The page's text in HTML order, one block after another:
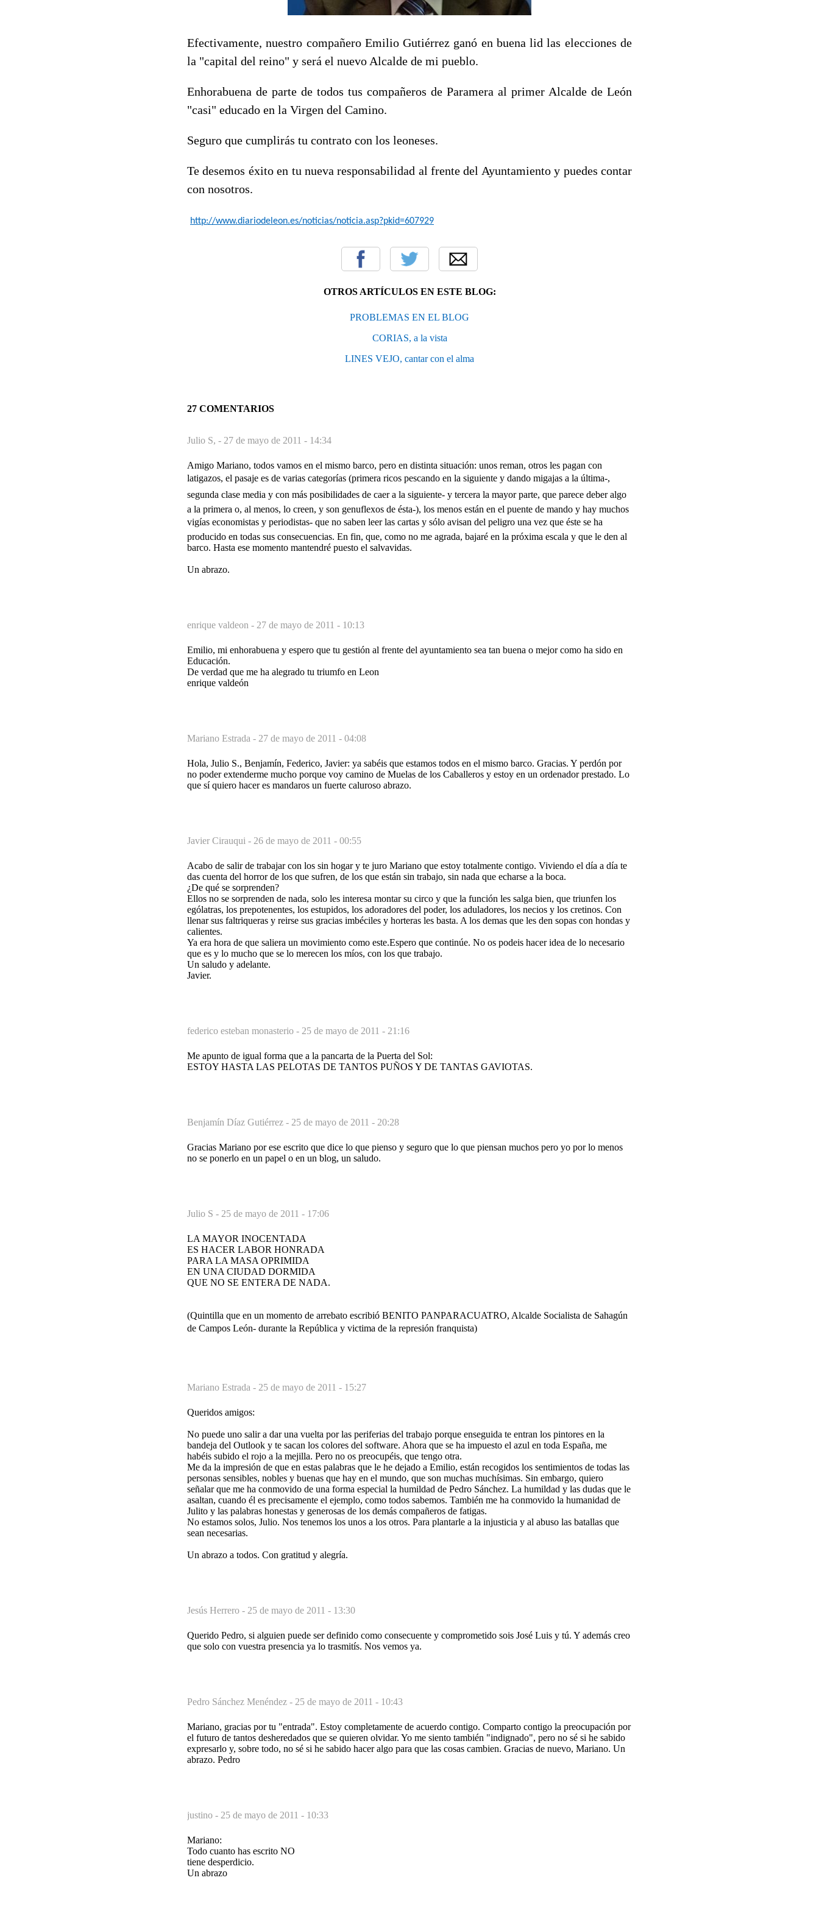
Efectivamente, nuestro compañero Emilio Gutiérrez ganó en buena lid las elecciones de
la "capital del reino" y será el nuevo Alcalde de mi pueblo.
Enhorabuena de parte de todos tus compañeros de Paramera al primer Alcalde de León
"casi" educado en la Virgen del Camino.
Seguro que cumplirás tu contrato con los leoneses.
Te desemos éxito en tu nueva responsabilidad al frente del Ayuntamiento y puedes contar
con nosotros.
http://www.diariodeleon.es/noticias/noticia.asp?pkid=607929
OTROS ARTÍCULOS EN ESTE BLOG:
PROBLEMAS EN EL BLOG
CORIAS, a la vista
LINES VEJO, cantar con el alma
27 COMENTARIOS
Julio S, - 27 de mayo de 2011 - 14:34
Amigo Mariano, todos vamos en el mismo barco, pero en distinta situación: unos reman, otros les pagan con
latigazos, el pasaje es de varias categorías (primera ricos pescando en la siguiente y dando migajas a la última-,
segunda clase media y con más posibilidades de caer a la siguiente- y tercera la mayor parte, que parece deber algo
a la primera o, al menos, lo creen, y son genuflexos de ésta-), los menos están en el puente de mando y hay muchos
vigías economistas y periodistas- que no saben leer las cartas y sólo avisan del peligro una vez que éste se ha
producido en todas sus consecuencias. En fin, que, como no me agrada, bajaré en la próxima escala y que le den al
barco. Hasta ese momento mantendré puesto el salvavidas.
Un abrazo.
enrique valdeon - 27 de mayo de 2011 - 10:13
Emilio, mi enhorabuena y espero que tu gestión al frente del ayuntamiento sea tan buena o mejor como ha sido en
Educación.
De verdad que me ha alegrado tu triumfo en Leon
enrique valdeón
Mariano Estrada - 27 de mayo de 2011 - 04:08
Hola, Julio S., Benjamín, Federico, Javier: ya sabéis que estamos todos en el mismo barco. Gracias. Y perdón por
no poder extenderme mucho porque voy camino de Muelas de los Caballeros y estoy en un ordenador prestado. Lo
que sí quiero hacer es mandaros un fuerte caluroso abrazo.
Javier Cirauqui - 26 de mayo de 2011 - 00:55
Acabo de salir de trabajar con los sin hogar y te juro Mariano que estoy totalmente contigo. Viviendo el día a día te
das cuenta del horror de los que sufren, de los que están sin trabajo, sin nada que echarse a la boca.
¿De qué se sorprenden?
Ellos no se sorprenden de nada, solo les interesa montar su circo y que la función les salga bien, que triunfen los
ególatras, los prepotenentes, los estupidos, los adoradores del poder, los aduladores, los necios y los cretinos. Con
llenar sus faltriqueras y reirse sus gracias imbéciles y horteras les basta. A los demas que les den sopas con hondas y
calientes.
Ya era hora de que saliera un movimiento como este.Espero que continúe. No os podeis hacer idea de lo necesario
que es y lo mucho que se lo merecen los míos, con los que trabajo.
Un saludo y adelante.
Javier.
federico esteban monasterio - 25 de mayo de 2011 - 21:16
Me apunto de igual forma que a la pancarta de la Puerta del Sol:
ESTOY HASTA LAS PELOTAS DE TANTOS PUÑOS Y DE TANTAS GAVIOTAS.
Benjamín Díaz Gutiérrez - 25 de mayo de 2011 - 20:28
Gracias Mariano por ese escrito que dice lo que pienso y seguro que lo que piensan muchos pero yo por lo menos
no se ponerlo en un papel o en un blog, un saludo.
Julio S - 25 de mayo de 2011 - 17:06
LA MAYOR INOCENTADA
ES HACER LABOR HONRADA
PARA LA MASA OPRIMIDA
EN UNA CIUDAD DORMIDA
QUE NO SE ENTERA DE NADA.
(Quintilla que en un momento de arrebato escribió BENITO PANPARACUATRO, Alcalde Socialista de Sahagún
de Campos León- durante la República y victima de la represión franquista)
Mariano Estrada - 25 de mayo de 2011 - 15:27
Queridos amigos:
No puede uno salir a dar una vuelta por las periferias del trabajo porque enseguida te entran los pintores en la
bandeja del Outlook y te sacan los colores del software. Ahora que se ha impuesto el azul en toda España, me
habéis subido el rojo a la mejilla. Pero no os preocupéis, que tengo otra.
Me da la impresión de que en estas palabras que le he dejado a Emilio, están recogidos los sentimientos de todas las
personas sensibles, nobles y buenas que hay en el mundo, que son muchas muchísimas. Sin embargo, quiero
señalar que me ha conmovido de una forma especial la humildad de Pedro Sánchez. La humildad y las dudas que le
asaltan, cuando él es precisamente el ejemplo, como todos sabemos. También me ha conmovido la humanidad de
Julito y las palabras honestas y generosas de los demás compañeros de fatigas.
No estamos solos, Julio. Nos tenemos los unos a los otros. Para plantarle a la injusticia y al abuso las batallas que
sean necesarias.
Un abrazo a todos. Con gratitud y alegría.
Jesús Herrero - 25 de mayo de 2011 - 13:30
Querido Pedro, si alguien puede ser definido como consecuente y comprometido sois José Luis y tú. Y además creo
que solo con vuestra presencia ya lo trasmitís. Nos vemos ya.
Pedro Sánchez Menéndez - 25 de mayo de 2011 - 10:43
Mariano, gracias por tu "entrada". Estoy completamente de acuerdo contigo. Comparto contigo la preocupación por
el futuro de tantos desheredados que se quieren olvidar. Yo me siento también "indignado", pero no sé si he sabido
expresarlo y, sobre todo, no sé si he sabido hacer algo para que las cosas cambien. Gracias de nuevo, Mariano. Un
abrazo. Pedro
justino - 25 de mayo de 2011 - 10:33
Mariano:
Todo cuanto has escrito NO
tiene desperdicio.
Un abrazo